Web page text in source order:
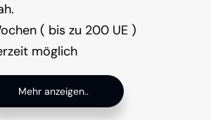
( bis zu 200 UE )
möglich
Mehr anzeigen..